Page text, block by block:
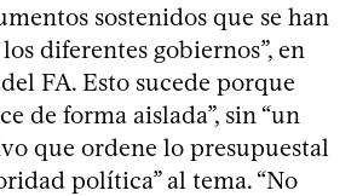
sostenidos que se han
diferentes gobiernos”, en
FA. Esto sucede porque
de forma aislada”, sin “un
que ordene lo presupuestal
política” al tema. “No